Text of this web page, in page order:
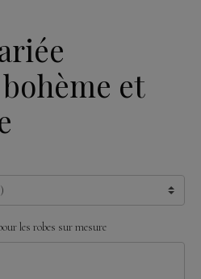
et
les robes sur mesure